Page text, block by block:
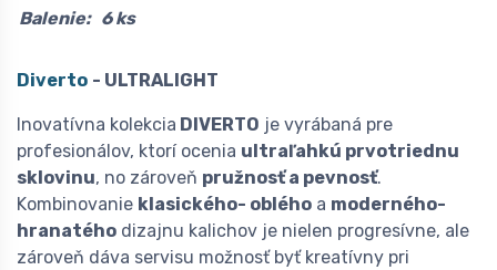
Balenie: 6 ks
Diverto - ULTRALIGHT
Inovatívna kolekcia DIVERTO je vyrábaná pre
profesionálov, ktorí ocenia ultraľahkú prvotriednu
sklovinu, no zároveň pružnosť a pevnosť.
Kombinovanie klasického- oblého a moderného-
hranatého dizajnu kalichov je nielen progresívne, ale
zároveň dáva servisu možnosť byť kreatívny pri